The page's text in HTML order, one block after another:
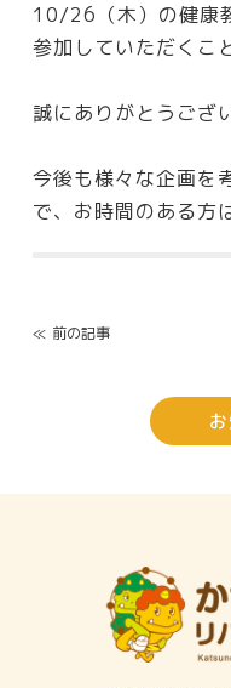
10/26（木）の健康
参加していただくこ
誠にありがとうござ
今後も様々な企画を
で、お時間のある方
≪ 前の記事